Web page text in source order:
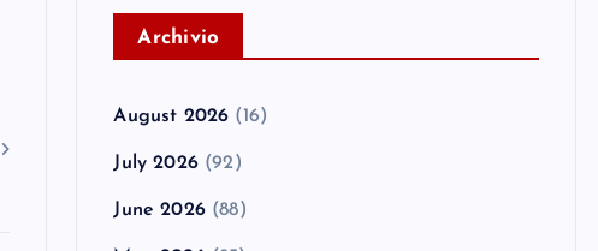
Archivio
August 2026 (16)
July 2026(92)
June 2026(88)